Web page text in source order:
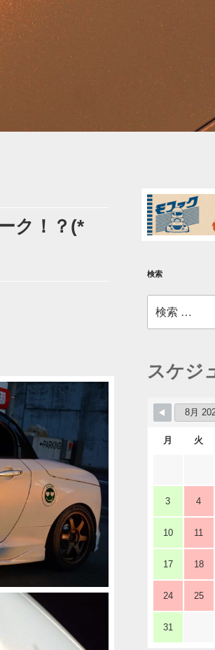
ク！？(*
検索
索:
スケジ
月 火
3 4
10 11
17 18
24 25
31